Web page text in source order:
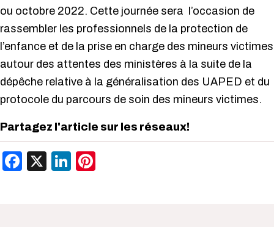
ou octobre 2022. Cette journée sera
l’occasion de
rassembler les professionnels de la protection de
l’enfance et de la prise en charge des mineurs victimes
autour des attentes des ministères à la suite de la
dépêche relative à la généralisation des UAPED et du
protocole du parcours de soin des mineurs victimes.
Partagez l'article sur les réseaux!
Facebook
X LinkedIn